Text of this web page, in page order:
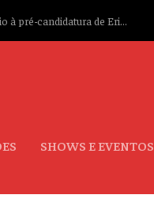
à pré-candidatura de Eri...
SHOWS E EVENTOS